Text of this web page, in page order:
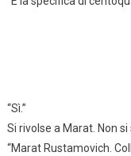
“Sì.”
Si rivolse a Marat. Non
“Marat Rustamovich.